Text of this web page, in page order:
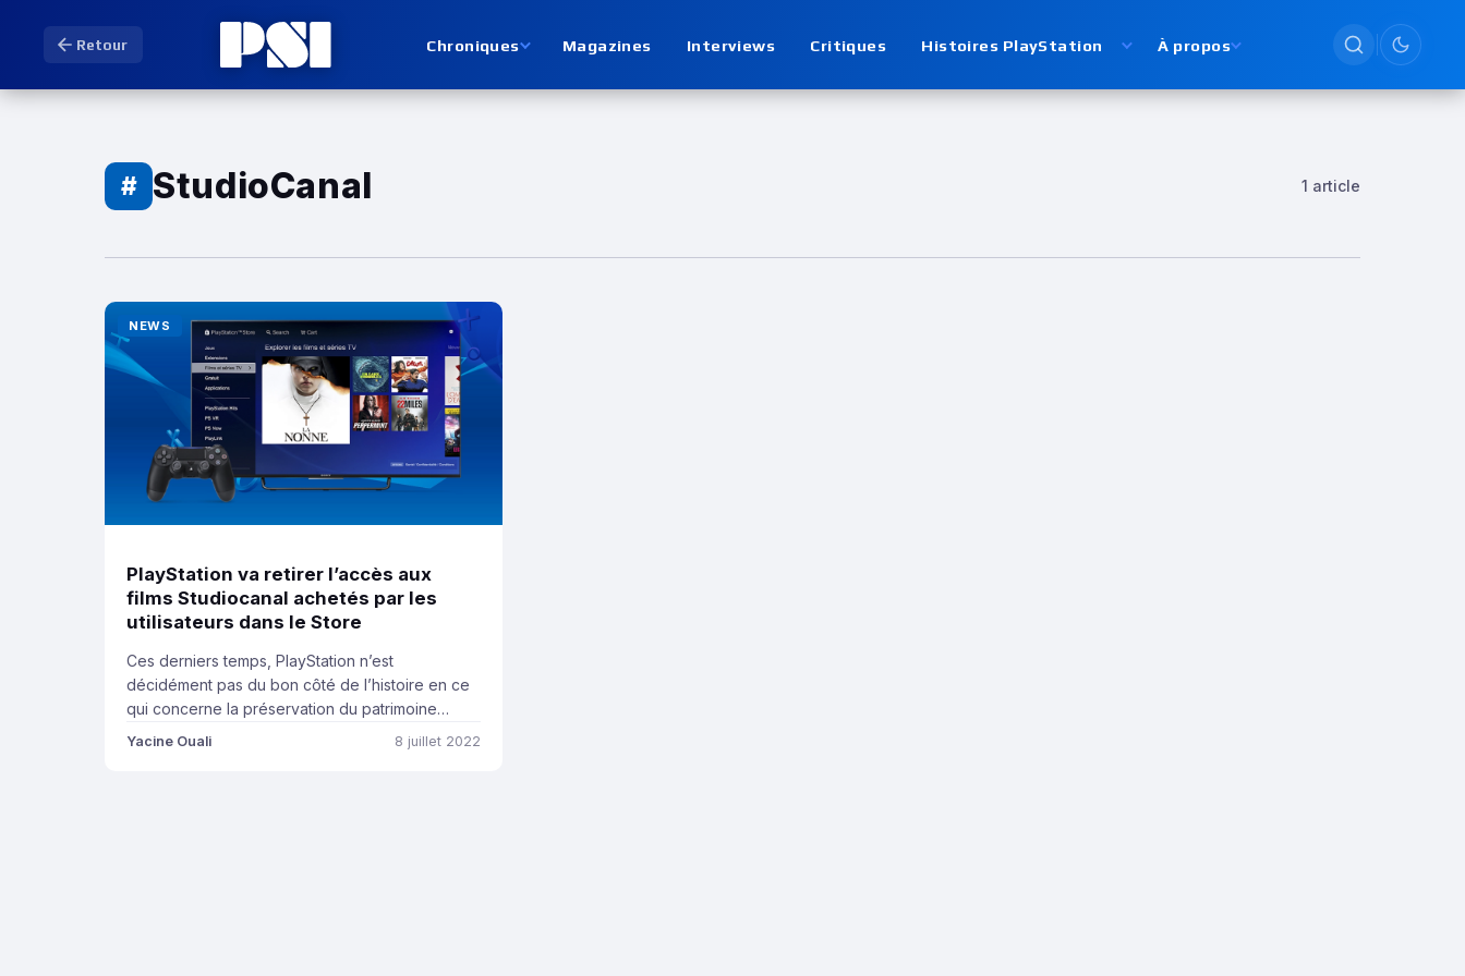
Retour Chroniques Magazines Interviews Critiques Histoires PlayStation À propos Passer
# StudioCanal 1 article
NEWS
PlayStation va retirer l’accès aux
films Studiocanal achetés par les
utilisateurs dans le Store
Ces derniers temps, PlayStation n’est
décidément pas du bon côté de l’histoire en ce
qui concerne la préservation du patrimoine
vidéoludique. Entre l’impossibilité d’émuler à
Yacine Ouali 8 juillet 2022